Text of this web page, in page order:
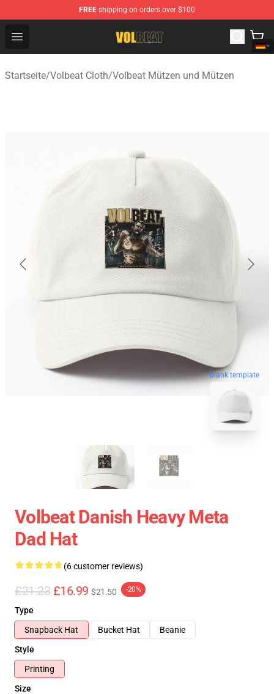
FREE shipping on orders over $100
Open menu
Volbeat Shop - Official Volbeat Merchandise Store
Startseite/Volbeat Cloth/Volbeat Mützen und Mützen
blank template
Volbeat Danish Heavy Meta
Dad Hat
(6 customer reviews)
£21.23 £16.99 $21.50 -20%
Type
Snapback Hat
Bucket Hat
Beanie
Style
Printing
Size